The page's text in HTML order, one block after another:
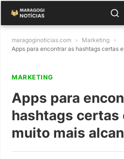
maragoginoticias.com » Marketing »
Apps para encontrar as hashtags certas
MARKETING
Apps para
hashtags certas
muito mais